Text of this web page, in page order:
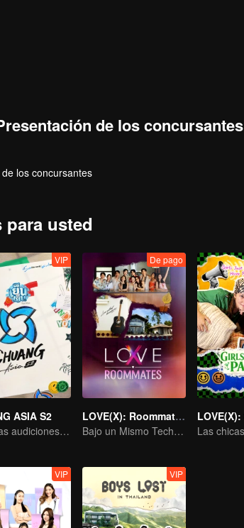
de los concursantes
los concursantes
para usted
VIP
ASIA S2
Ven a las audiciones asiáticas y elige a tu ídolo
De pago
LOVE(X): Roommates
Bajo un Mismo Techo, ¡Corazones Liberados! El Especial de Compañeros de Piso LOVE(X)
VIP VIP